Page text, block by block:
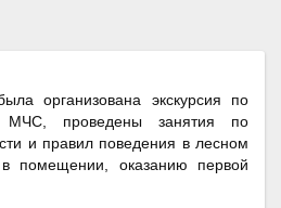
организована экскурсия по
МЧС, проведены занятия по
и правил поведения в лесном
помещении, оказанию первой